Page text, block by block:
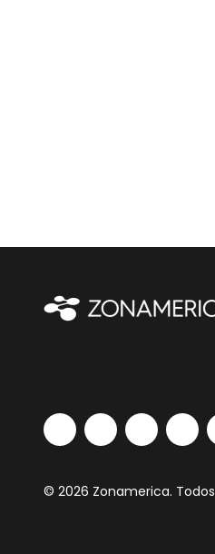
© 2026 Zonamerica.